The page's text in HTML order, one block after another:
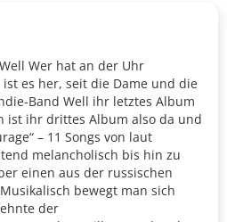
Well Wer hat an der Uhr
ist es her, seit die Dame und die
Band Well ihr letztes Album
ist ihr drittes Album also da und
– 11 Songs von laut
melancholisch bis hin zu
einen aus der russischen
bewegt man sich
der